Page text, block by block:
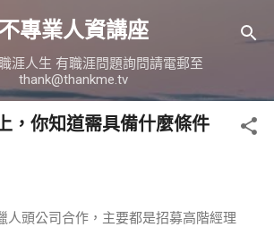
跳到主要內容
不專業人資講座
涯人生 有職涯問題詢問請電郵至
thank@thankme.tv
，你知道需具備什麼條件
人頭公司合作，主要都是招募高階經理